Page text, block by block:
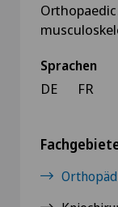
Sprachen
DE FR